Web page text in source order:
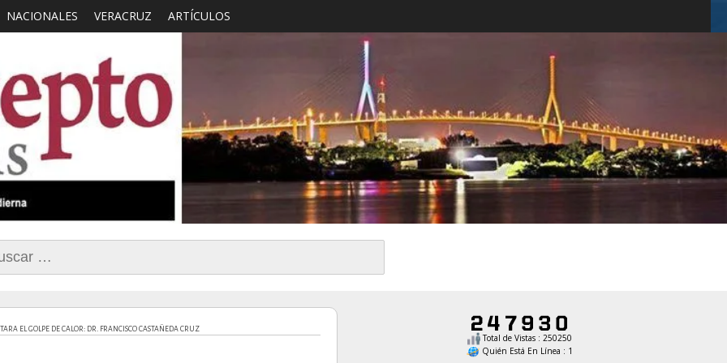
con Sentido Comun
NACIONALES VERACRUZ ARTÍCULOS
EL GOLPE DE CALOR: DR. FRANCISCO CASTAÑEDA CRUZ
Total de Vistas : 250250
Quién Está En Línea : 1